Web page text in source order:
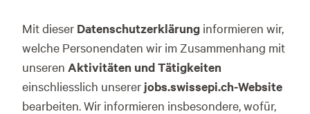
Mit dieser Datenschutzerklärung informieren wir,
welche Personendaten wir im Zusammenhang mit
unseren Aktivitäten und Tätigkeiten
einschliesslich unserer jobs.swissepi.ch-Website
bearbeiten. Wir informieren insbesondere, wofür,